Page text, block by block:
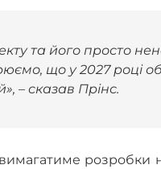
та його просто
що у 2027 році
– сказав Прінс.
розробки